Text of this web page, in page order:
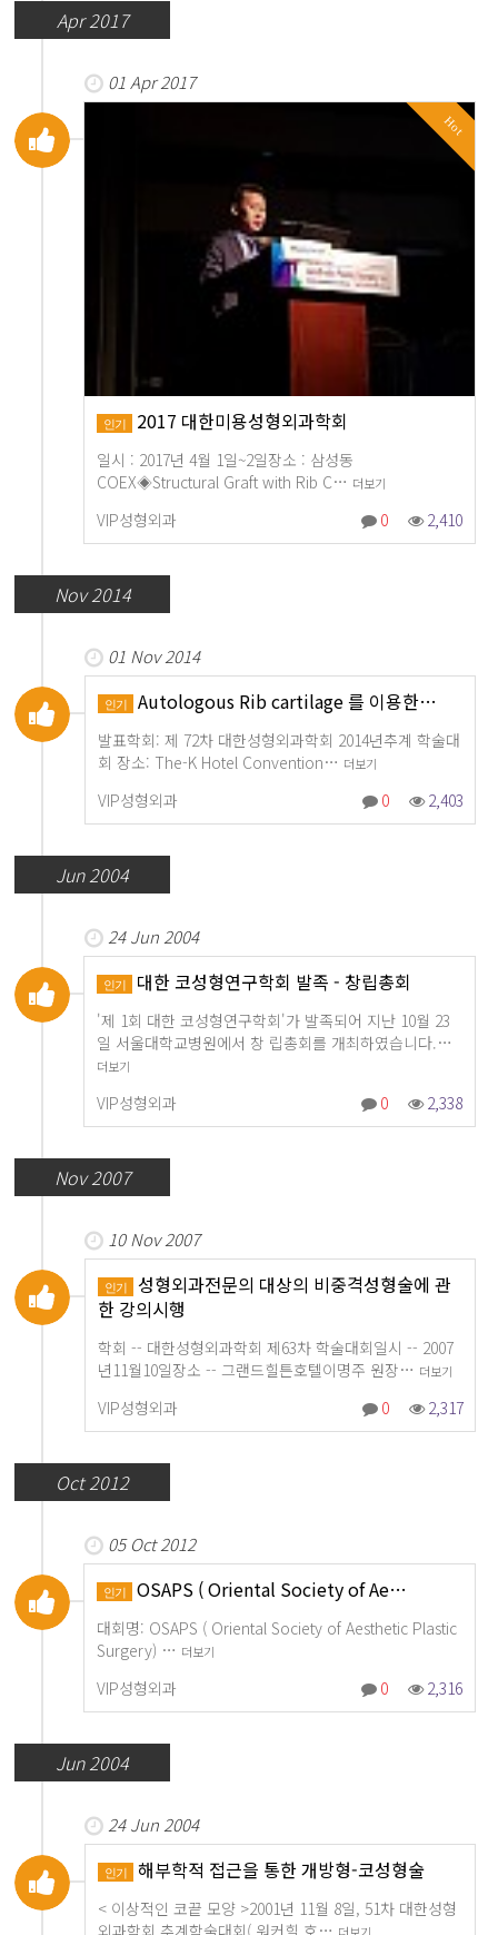
Apr 2017
01 Apr 2017
Hot
인기 2017 대한미용성형외과학회
일시 : 2017년 4월 1일~2일장소 : 삼성동
COEX◈Structural Graft with Rib C… 더보기
VIP성형외과 0 2,410
Nov 2014
01 Nov 2014
인기 Autologous Rib cartilage 를 이용한…
발표학회: 제 72차 대한성형외과학회 2014년추계 학술대
회 장소: The-K Hotel Convention… 더보기
VIP성형외과 0 2,403
Jun 2004
24 Jun 2004
인기 대한 코성형연구학회 발족 - 창립총회
'제 1회 대한 코성형연구학회'가 발족되어 지난 10월 23
일 서울대학교병원에서 창 립총회를 개최하였습니다.…
더보기
VIP성형외과 0 2,338
Nov 2007
10 Nov 2007
인기 성형외과전문의 대상의 비중격성형술에 관
한 강의시행
학회 -- 대한성형외과학회 제63차 학술대회일시 -- 2007
년11월10일장소 -- 그랜드힐튼호텔이명주 원장… 더보기
VIP성형외과 0 2,317
Oct 2012
05 Oct 2012
인기 OSAPS ( Oriental Society of Ae…
대회명: OSAPS ( Oriental Society of Aesthetic Plastic
Surgery) … 더보기
VIP성형외과 0 2,316
Jun 2004
24 Jun 2004
인기 해부학적 접근을 통한 개방형-코성형술
< 이상적인 코끝 모양 >2001년 11월 8일, 51차 대한성형
외과학회 추계학술대회( 워커힐 호… 더보기